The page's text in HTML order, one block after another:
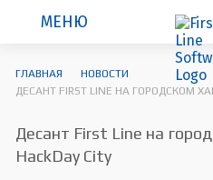
МЕНЮ
ГЛАВНАЯ
НОВОСТИ
ДЕСАНТ FIRST LINE НА ГОРОДСКОМ
Десант First Line на
HackDay City